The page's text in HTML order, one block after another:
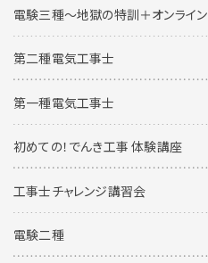
電験三種～地獄の特訓＋オンライン
第二種電気工事士
第一種電気工事士
初めての！でんき工事 体験講座
工事士チャレンジ講習会
電験二種